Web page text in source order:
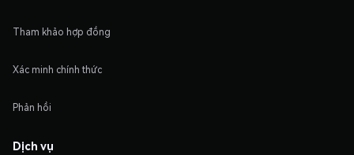
Tham khảo hợp đồng
Xác minh chính thức
Phản hồi
Dịch vụ